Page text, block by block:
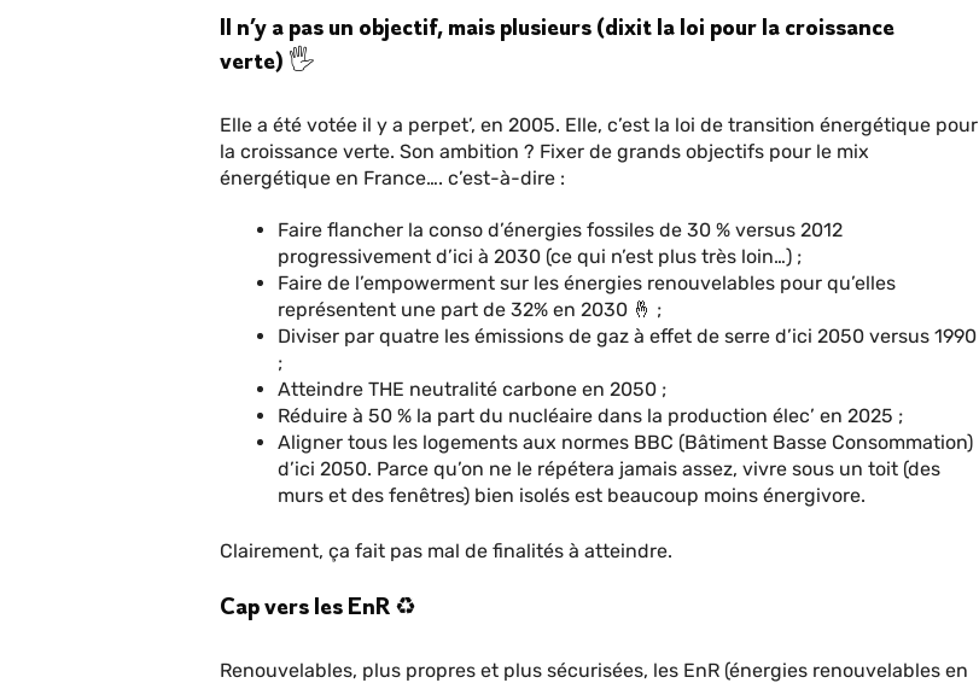
Il n’y a pas un objectif, mais plusieurs (dixit la loi pour la croissance
verte) 🖐️
Elle a été votée il y a perpet’, en 2005. Elle, c’est la loi de transition énergétique pour
la croissance verte. Son ambition ? Fixer de grands objectifs pour le mix
énergétique en France…. c’est-à-dire :
Faire flancher la conso d’énergies fossiles de 30 % versus 2012
progressivement d’ici à 2030 (ce qui n’est plus très loin…) ;
Faire de l’empowerment sur les énergies renouvelables pour qu’elles
représentent une part de 32% en 2030 🤞 ;
Diviser par quatre les émissions de gaz à effet de serre d’ici 2050 versus 1990
;
Atteindre THE neutralité carbone en 2050 ;
Réduire à 50 % la part du nucléaire dans la production élec’ en 2025 ;
Aligner tous les logements aux normes BBC (Bâtiment Basse Consommation)
d’ici 2050. Parce qu’on ne le répétera jamais assez, vivre sous un toit (des
murs et des fenêtres) bien isolés est beaucoup moins énergivore.
Clairement, ça fait pas mal de finalités à atteindre.
Cap vers les EnR ♻
Renouvelables, plus propres et plus sécurisées, les EnR (énergies renouvelables en